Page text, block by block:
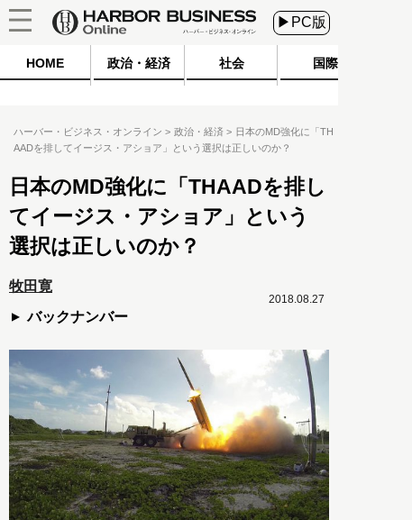
▶PC版
HOME 政治・経済 社会 国際
ハーバー・ビジネス・オンライン 政治・経済
日本のMD強化に「TH
AADを排してイージス・アショア」という選択は正しいのか？
日本のMD強化に「THAADを排し
てイージス・アショア」という
選択は正しいのか？
牧田寛
バックナンバー
2018.08.27